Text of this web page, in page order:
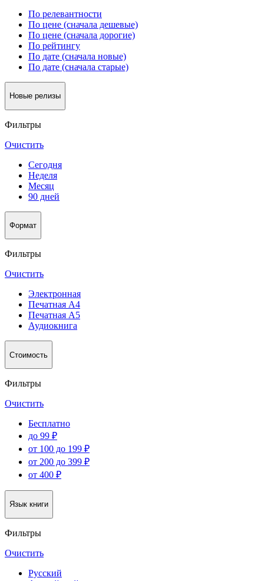
По релевантности
По цене (сначала дешевые)
По цене (сначала дорогие)
По рейтингу
По дате (сначала новые)
По дате (сначала старые)
Новые релизы
Фильтры
Очистить
Сегодня
Неделя
Месяц
90 дней
Формат
Фильтры
Очистить
Электронная
Печатная А4
Печатная А5
Аудиокнига
Стоимость
Фильтры
Очистить
Бесплатно
до 99 ₽
от 100 до 199 ₽
от 200 до 399 ₽
от 400 ₽
Язык книги
Фильтры
Очистить
Русский